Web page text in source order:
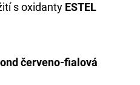
s oxidanty ESTEL
červeno-fialová